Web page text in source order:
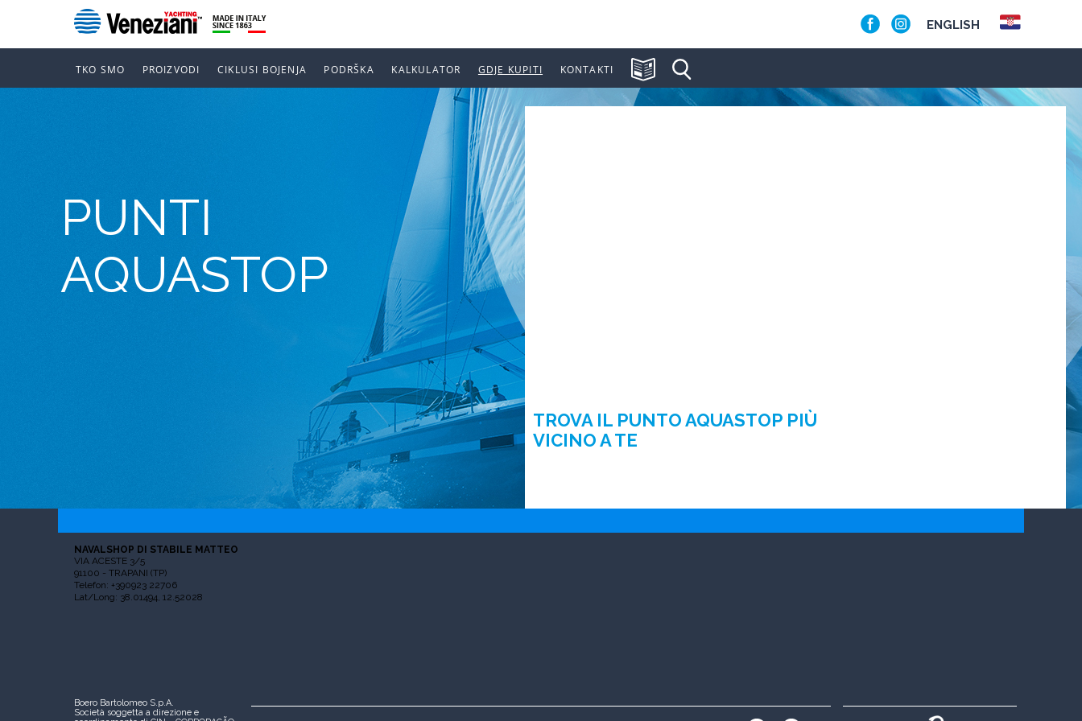
ENGLISH
TKO SMO PROIZVODI CIKLUSI BOJENJA PODRŠKA KALKULATOR GDJE KUPITI KONTAKTI
PUNTI
AQUASTOP
TROVA IL PUNTO AQUASTOP PIÙ
VICINO A TE
NAVALSHOP DI STABILE MATTEO
VIA ACESTE 3/5
91100 - TRAPANI (TP)
Telefon: +390923 22706
Lat/Long: 38.01494, 12.52028
Boero Bartolomeo S.p.A.
Società soggetta a direzione e